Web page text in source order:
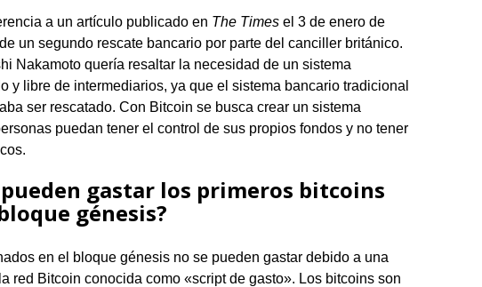
a un artículo publicado en The Times el 3 de enero de
un segundo rescate bancario por parte del canciller británico.
Nakamoto quería resaltar la necesidad de un sistema
y libre de intermediarios, ya que el sistema bancario tradicional
ser rescatado. Con Bitcoin se busca crear un sistema
puedan tener el control de sus propios fondos y no tener
pueden gastar los primeros bitcoins
génesis?
en el bloque génesis no se pueden gastar debido a una
red Bitcoin conocida como «script de gasto». Los bitcoins son